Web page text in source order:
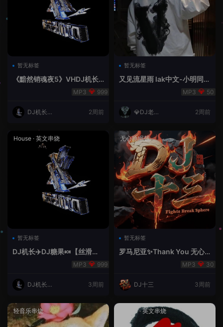
暂无标签
《黯然销魂夜5》VHDJ机长
999
DJ机长云
2周前
暂无标签
又见流星雨 lak中文-小明同学
50
💎DJ老王
2周前
House · 英文串烧
暂无标签
DJ机长✈️DJ糖果🍬【丝滑之
夜5】House摇摆节奏✈️纯净999
DJ机长云
3周前
无心睡眠鼓
暂无标签
罗马尼亚✨Thank You 无心
30
DJ十三 3周前
轻音乐串烧 House·英文串烧